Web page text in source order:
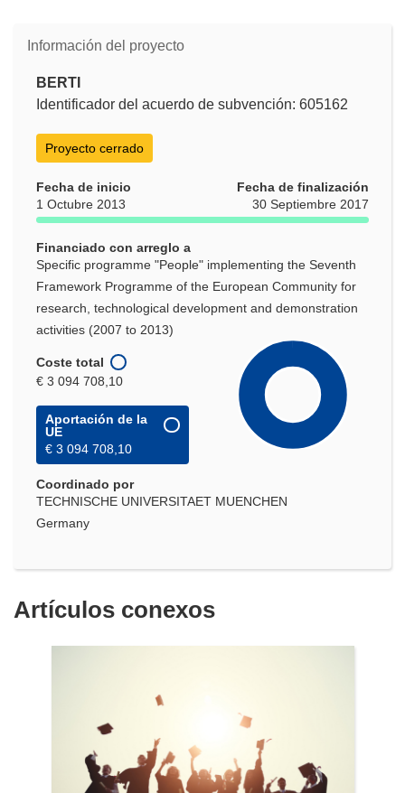
Información del proyecto
BERTI
Identificador del acuerdo de subvención: 605162
Proyecto cerrado
Fecha de inicio
1 Octubre 2013
Fecha de finalización
30 Septiembre 2017
Financiado con arreglo a
Specific programme "People" implementing the Seventh
Framework Programme of the European Community for
research, technological development and demonstration
activities (2007 to 2013)
Coste total
€ 3 094 708,10
Aportación de la
UE
€ 3 094 708,10
Coordinado por
TECHNISCHE UNIVERSITAET MUENCHEN
Germany
Artículos conexos